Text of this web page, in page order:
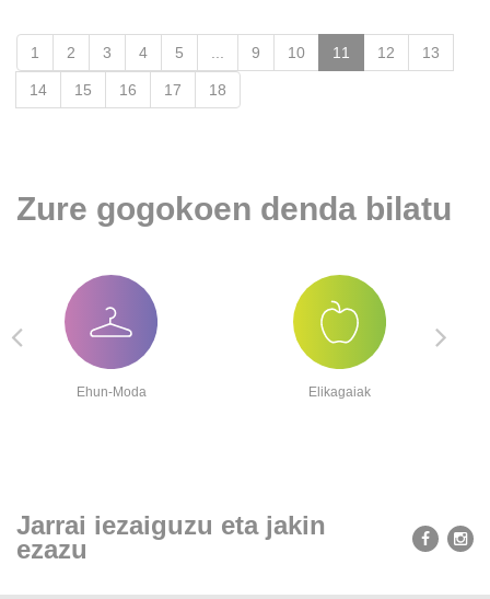
1 2 3 4 5 9 10 11
(pagina
actual)
12 13
14 15 16 17 18
Zure gogokoen denda bilatu
Ehun-Moda Elikagaiak
Jarrai iezaiguzu eta jakin
ezazu